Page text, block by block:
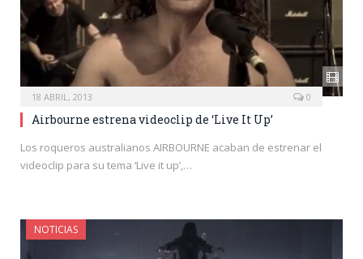
18 ABRIL, 2013 0
Airbourne estrena videoclip de ‘Live It Up’
Los roqueros australianos AIRBOURNE acaban de estrenar el
videoclip para su tema ‘Live it up’,…
NOTICIAS